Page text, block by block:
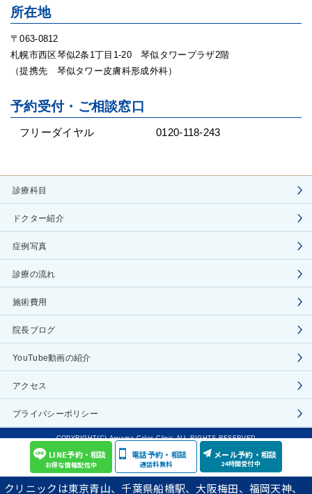
所在地
〒063-0812
札幌市西区琴似2条1丁目1-20 琴似タワープラザ2階
（提携先 琴似タワー皮膚科形成外科）
予約受付・ご相談窓口
フリーダイヤル 0120-118-243
診療科目
ドクター紹介
症例写真
診療の流れ
施術費用
院長ブログ
YouTube動画の紹介
アクセス
プライバシーポリシー
COPYRIGHT(C) Aoyama Celes Clinic ALL RIGHTS RESERVED
LINE予約・相談
お得な情報配信中
電話予約・相談
通話料無料
メール予約・相談
24時間受付中
クリニックは東京青山、千葉県船橋駅、大阪梅田、福岡天神、